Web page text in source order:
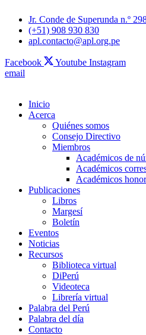
Jr. Conde de Superunda n.º
(+51) 908 930 830
apl.contacto@apl.org.pe
Facebook Youtube Instagram
email
Inicio
Acerca
Quiénes somos
Consejo Directivo
Miembros
Académicos de
Académicos
Académicos
Publicaciones
Libros
Margesí
Boletín
Eventos
Noticias
Recursos
Biblioteca virtual
DiPerú
Videoteca
Librería virtual
Palabra del Perú
Palabra del día
Contacto